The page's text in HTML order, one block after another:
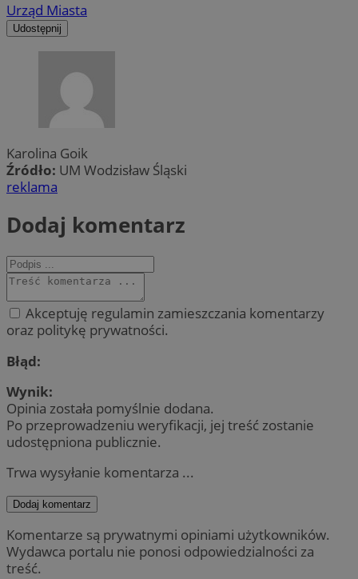
Urząd Miasta
Udostępnij
Karolina Goik
Źródło: UM Wodzisław Śląski
reklama
Dodaj komentarz
Akceptuję regulamin zamieszczania komentarzy
oraz politykę prywatności.
Błąd:
Wynik:
Opinia została pomyślnie dodana.
Po przeprowadzeniu weryfikacji, jej treść zostanie
udostępniona publicznie.
Trwa wysyłanie komentarza ...
Dodaj komentarz
Komentarze są prywatnymi opiniami użytkowników.
Wydawca portalu nie ponosi odpowiedzialności za
treść.